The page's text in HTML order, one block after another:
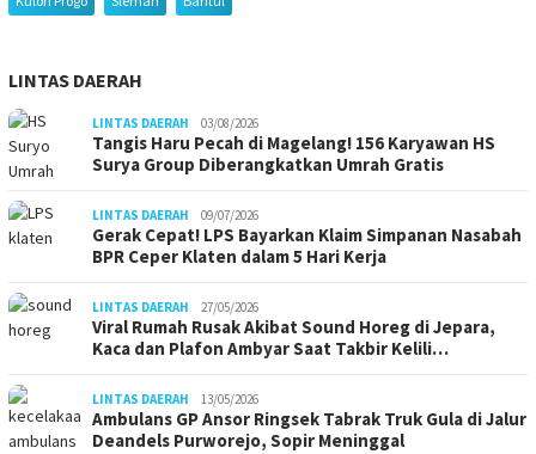
LINTAS DAERAH
LINTAS DAERAH 03/08/2026
Tangis Haru Pecah di Magelang! 156 Karyawan HS
Surya Group Diberangkatkan Umrah Gratis
LINTAS DAERAH 09/07/2026
Gerak Cepat! LPS Bayarkan Klaim Simpanan Nasabah
BPR Ceper Klaten dalam 5 Hari Kerja
LINTAS DAERAH 27/05/2026
Viral Rumah Rusak Akibat Sound Horeg di Jepara,
Kaca dan Plafon Ambyar Saat Takbir Kelili…
LINTAS DAERAH 13/05/2026
Ambulans GP Ansor Ringsek Tabrak Truk Gula di Jalur
Deandels Purworejo, Sopir Meninggal